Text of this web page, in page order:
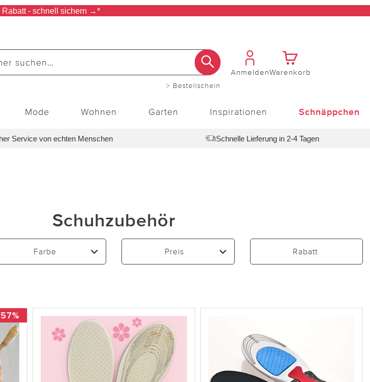
Rabatt - schnell sichern →*
> Bestellschein
AnmeldenWarenkorb
Mode Wohnen Garten Inspirationen Schnäppchen
Service von echten Menschen Schnelle Lieferung in 2-4 Tagen
Schuhzubehör
Farbe Preis Rabatt